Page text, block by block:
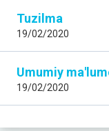
Tuzilma
19/02/2020
Umumiy
19/02/2020